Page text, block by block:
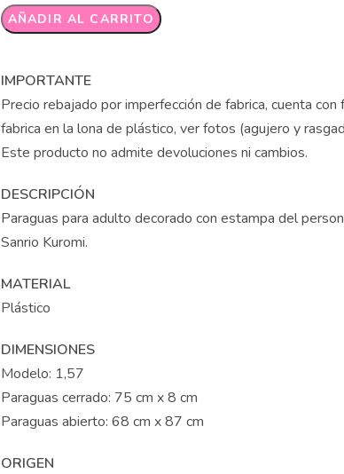
AÑADIR AL CARRITO
Alternative:
IMPORTANTE
Precio rebajado por imperfección de fabrica, cuenta con
fabrica en la lona de plástico, ver fotos (agujero y
Este producto no admite devoluciones ni cambios.
DESCRIPCIÓN
Paraguas para adulto decorado con estampa del
Sanrio Kuromi.
MATERIAL
Plástico
DIMENSIONES
Modelo: 1,57
Paraguas cerrado: 75 cm x 8 cm
Paraguas abierto: 68 cm x 87 cm
ORIGEN